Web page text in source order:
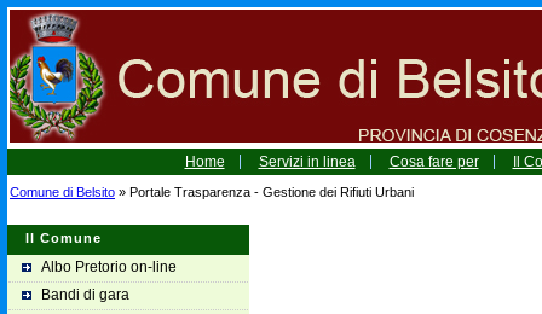
Home Servizi in linea Cosa fare per Il
Comune di Belsito » Portale Trasparenza - Gestione dei Rifiuti Urbani
Il Comune
Albo Pretorio on-line
Bandi di gara